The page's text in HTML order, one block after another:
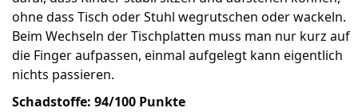
ohne dass Tisch oder Stuhl wegrutschen oder wackeln.
Beim Wechseln der Tischplatten muss man nur kurz auf
die Finger aufpassen, einmal aufgelegt kann eigentlich
nichts passieren.
Schadstoffe: 94/100 Punkte